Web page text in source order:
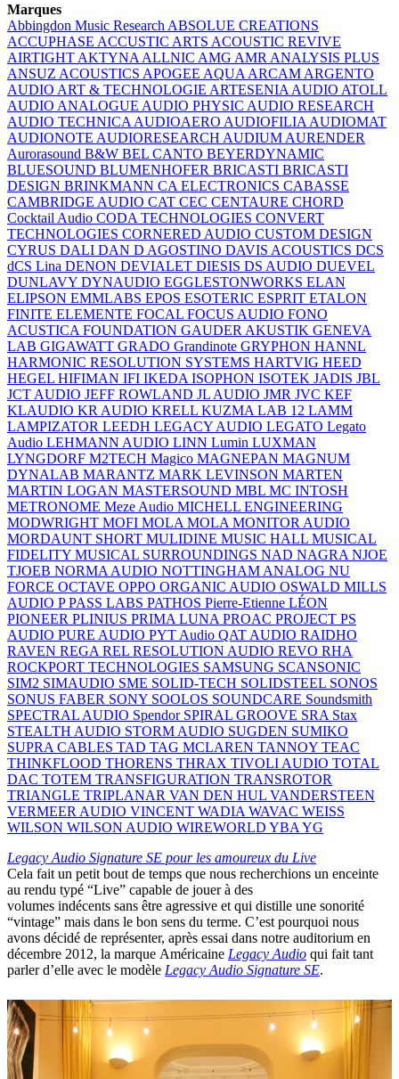
Marques
Abbingdon Music Research ABSOLUE CREATIONS
ACCUPHASE ACCUSTIC ARTS ACOUSTIC REVIVE
AIRTIGHT AKTYNA ALLNIC AMG AMR ANALYSIS PLUS
ANSUZ ACOUSTICS APOGEE AQUA ARCAM ARGENTO
AUDIO ART & TECHNOLOGIE ARTESENIA AUDIO ATOLL
AUDIO ANALOGUE AUDIO PHYSIC AUDIO RESEARCH
AUDIO TECHNICA AUDIOAERO AUDIOFILIA AUDIOMAT
AUDIONOTE AUDIORESEARCH AUDIUM AURENDER
Aurorasound B&W BEL CANTO BEYERDYNAMIC
BLUESOUND BLUMENHOFER BRICASTI BRICASTI
DESIGN BRINKMANN CA ELECTRONICS CABASSE
CAMBRIDGE AUDIO CAT CEC CENTAURE CHORD
Cocktail Audio CODA TECHNOLOGIES CONVERT
TECHNOLOGIES CORNERED AUDIO CUSTOM DESIGN
CYRUS DALI DAN D AGOSTINO DAVIS ACOUSTICS DCS
dCS Lina DENON DEVIALET DIESIS DS AUDIO DUEVEL
DUNLAVY DYNAUDIO EGGLESTONWORKS ELAN
ELIPSON EMMLABS EPOS ESOTERIC ESPRIT ETALON
FINITE ELEMENTE FOCAL FOCUS AUDIO FONO
ACUSTICA FOUNDATION GAUDER AKUSTIK GENEVA
LAB GIGAWATT GRADO Grandinote GRYPHON HANNL
HARMONIC RESOLUTION SYSTEMS HARTVIG HEED
HEGEL HIFIMAN IFI IKEDA ISOPHON ISOTEK JADIS JBL
JCT AUDIO JEFF ROWLAND JL AUDIO JMR JVC KEF
KLAUDIO KR AUDIO KRELL KUZMA LAB 12 LAMM
LAMPIZATOR LEEDH LEGACY AUDIO LEGATO Legato
Audio LEHMANN AUDIO LINN Lumin LUXMAN
LYNGDORF M2TECH Magico MAGNEPAN MAGNUM
DYNALAB MARANTZ MARK LEVINSON MARTEN
MARTIN LOGAN MASTERSOUND MBL MC INTOSH
METRONOME Meze Audio MICHELL ENGINEERING
MODWRIGHT MOFI MOLA MOLA MONITOR AUDIO
MORDAUNT SHORT MULIDINE MUSIC HALL MUSICAL
FIDELITY MUSICAL SURROUNDINGS NAD NAGRA NJOE
TJOEB NORMA AUDIO NOTTINGHAM ANALOG NU
FORCE OCTAVE OPPO ORGANIC AUDIO OSWALD MILLS
AUDIO PPASS LABS PATHOS Pierre-Etienne LÉON
PIONEER PLINIUS PRIMA LUNA PROAC PROJECT PS
AUDIO PURE AUDIO PYT Audio QAT AUDIO RAIDHO
RAVEN REGA REL RESOLUTION AUDIO REVO RHA
ROCKPORT TECHNOLOGIES SAMSUNG SCANSONIC
SIM2 SIMAUDIO SME SOLID-TECH SOLIDSTEEL SONOS
SONUS FABER SONY SOOLOS SOUNDCARE Soundsmith
SPECTRAL AUDIO Spendor SPIRAL GROOVE SRA Stax
STEALTH AUDIO STORM AUDIO SUGDEN SUMIKO
SUPRA CABLES TAD TAG MCLAREN TANNOY TEAC
THINKFLOOD THORENS THRAX TIVOLI AUDIO TOTAL
DAC TOTEM TRANSFIGURATION TRANSROTOR
TRIANGLE TRIPLANAR VAN DEN HUL VANDERSTEEN
VERMEER AUDIO VINCENT WADIA WAVAC WEISS
WILSON WILSON AUDIO WIREWORLD YBA YG
Legacy Audio Signature SE pour les amoureux du Live
Cela fait un petit bout de temps que nous recherchions un enceinte
au rendu typé “Live” capable de jouer à des
volumes indécents sans être agressive et qui distille une sonorité
“vintage” mais dans le bon sens du terme. C’est pourquoi nous
avons décidé de représenter, après essai dans notre auditorium en
décembre 2012, la marque Américaine Legacy Audio qui fait tant
parler d’elle avec le modèle Legacy Audio Signature SE.